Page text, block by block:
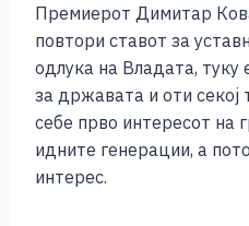
c
e
b
o
o
ss
e
n
g
er
tt
er
Премиерот Димитар
повтори ставот за
одлука на Владата, туку
за државата и оти
себе прво интересот на
идните генерации, а
интерес.